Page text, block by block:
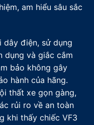
am hiểu sâu sắc
dây điện, sử dụng
dụng và giắc cắm
bảo không gây
hành của hãng.
thất xe gọn gàng,
rủi ro về an toàn
khi thấy chiếc VF3